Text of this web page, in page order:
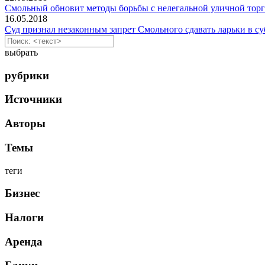
Смольный обновит методы борьбы с нелегальной уличной
16.05.2018
Суд признал незаконным запрет Смольного сдавать ларьки в
выбрать
рубрики
Источники
Авторы
Темы
теги
Бизнес
Налоги
Аренда